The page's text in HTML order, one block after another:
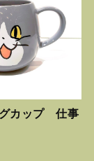
カップ 仕事